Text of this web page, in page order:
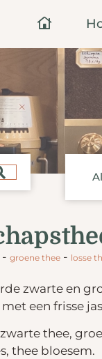
-groene thee - losse
zwarte en
een frisse
thee,
thee bloesem.